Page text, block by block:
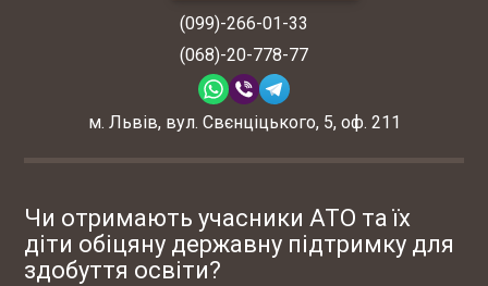
(099)-266-01-33
(068)-20-778-77
м. Львів, вул. Свєнціцького, 5, оф. 211
Чи отримають учасники АТО та їх
діти обіцяну державну підтримку для
здобуття освіти?